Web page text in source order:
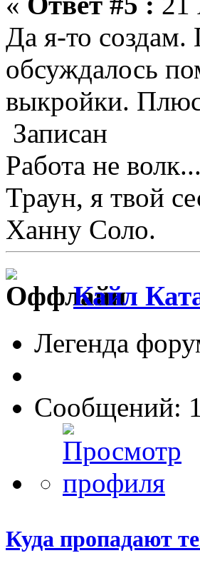
Да я-то
обсуждалось
выкройки.
Записан
Работа не
Траун, я твой
Ханну Соло.
Кайл
Легенда
Сообщений:
Куда пропадают